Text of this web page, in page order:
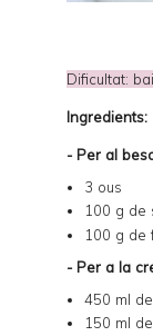
Dificultat:
Ingredients:
- Per al
3 ous
100 g de
100 g de
- Per a la
450 ml
150 ml